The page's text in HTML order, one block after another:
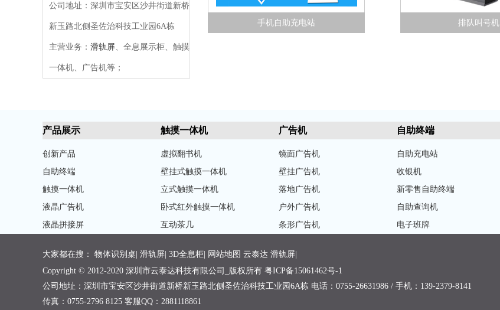
公司地址：深圳市宝安区沙井街道新桥
新玉路北侧圣佐治科技工业园6A栋
主营业务： 滑轨屏、全息展示柜、触摸
一体机、广告机等；
手机自助充电站 排队叫号机
产品展示
创新产品
自助终端
触摸一体机
液晶广告机
液晶拼接屏
触摸一体机
虚拟翻书机
壁挂式触摸一体机
立式触摸一体机
卧式红外触摸一体机
互动茶几
广告机
镜面广告机
壁挂广告机
落地广告机
户外广告机
条形广告机
自助终端
自助充电站
收银机
新零售自助终端
自助查询机
电子班牌
大家都在搜： 物体识别桌 滑轨屏 3D全息柜 网站地图 云泰达 滑轨屏
Copyright © 2012-2020 深圳市云泰达科技有限公司_版权所有 粤ICP备15061462号-1
公司地址：深圳市宝安区沙井街道新桥新玉路北侧圣佐治科技工业园6A栋 电话：0755-26631986 / 手机：139-2379-8141
传真：0755-2796 8125 客服QQ：2881118861